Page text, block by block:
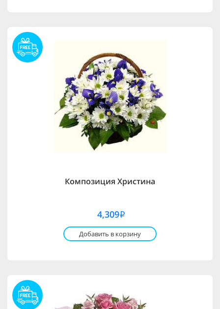
Композиция Христина
4,309i
Добавить в корзину